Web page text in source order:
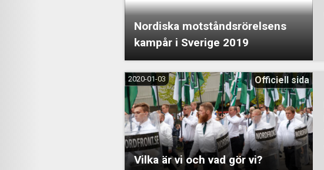
Nordiska motståndsrörelsens
kampår i Sverige 2019
Vilka är vi och vad gör vi?
2020-01-03
Officiell sida